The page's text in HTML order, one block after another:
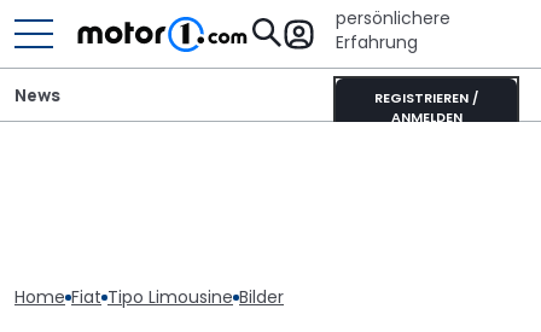
persönlichere
Erfahrung
REGISTRIEREN /
ANMELDEN
News
Home Fiat Tipo Limousine Bilder